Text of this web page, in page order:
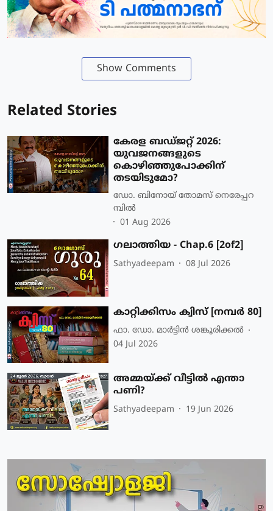
Show Comments
Related Stories
കേരള ബഡ്ജറ്റ് 2026:
യുവജനങ്ങളുടെ
കൊഴിഞ്ഞുപോക്കിന്
തടയിടുമോ?
ഡോ. ബിനോയ് തോമസ് നെരേപ്പറ
മ്പിൽ
01 Aug 2026
ഗലാത്തിയ - Chap.6 [2of2]
Sathyadeepam 08 Jul 2026
കാറ്റിക്കിസം ക്വിസ് [നമ്പര്‍ 80]
ഫാ. ഡോ. മാര്‍ട്ടിന്‍ ശങ്കൂരിക്കല്‍
04 Jul 2026
അമ്മയ്ക്ക് വീട്ടിൽ എന്താ
പണി?
Sathyadeepam 19 Jun 2026